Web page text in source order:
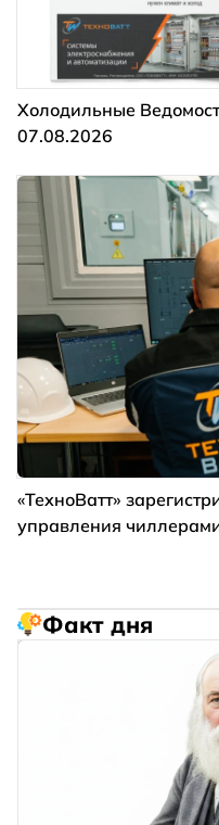
Холодильные
07.08.2026
«ТехноВатт»
управления
Факт дня